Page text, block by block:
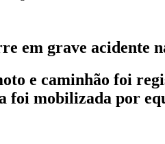
em grave acidente
e caminhão foi
foi mobilizada por